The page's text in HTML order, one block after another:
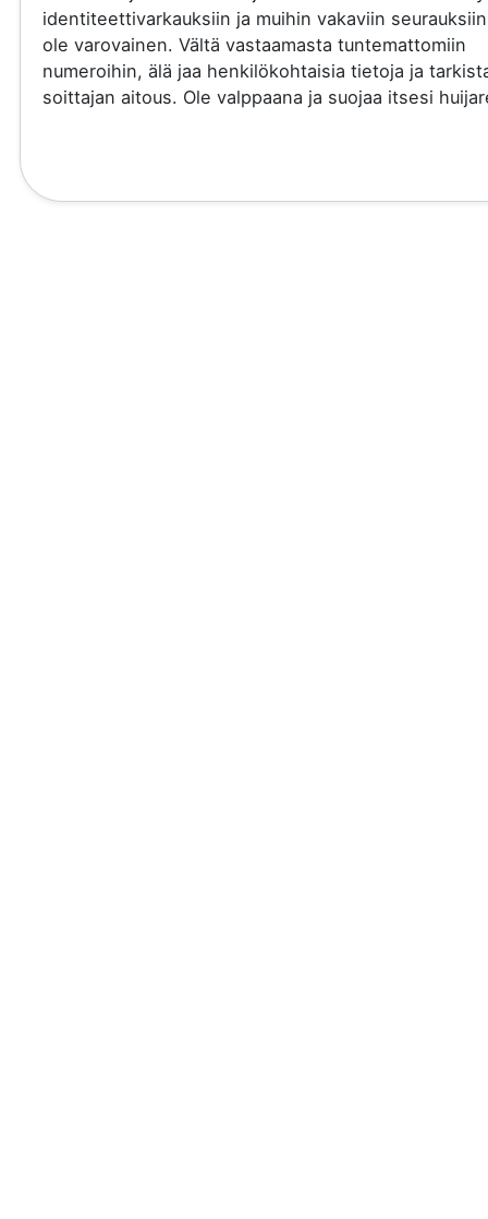
identiteettivarkauksiin ja muihin vakaviin
ole varovainen. Vältä vastaamasta tuntemattomiin
numeroihin, älä jaa henkilökohtaisia tietoja ja
soittajan aitous. Ole valppaana ja suojaa itsesi